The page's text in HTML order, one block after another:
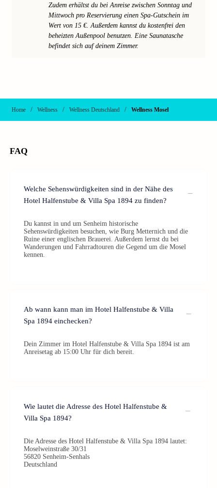
Zudem erhältst du bei Anreise zwischen Sonntag und
Mittwoch pro Reservierung einen Spa-Gutschein im
Wert von 15 €. Außerdem kannst du kostenfrei den
beheizten Außenpool benutzen. Eine Saunatasche
befindet sich auf deinem Zimmer.
Home / Wellness / Wellness Deutschland / Wellness Mosel
FAQ
Welche Sehenswürdigkeiten sind in der Nähe des
Hotel Halfenstube & Villa Spa 1894 zu finden?
Du kannst in und um Senheim historische
Sehenswürdigkeiten besuchen, wie Burg Metternich und die
Ruine einer englischen Brauerei. Außerdem lernst du bei
Wanderungen und Fahrradtouren die Gegend um die Mosel
kennen.
Ab wann kann man im Hotel Halfenstube & Villa
Spa 1894 einchecken?
Dein Zimmer im Hotel Halfenstube & Villa Spa 1894 ist am
Anreisetag ab 15:00 Uhr für dich bereit.
Wie lautet die Adresse des Hotel Halfenstube &
Villa Spa 1894?
Die Adresse des Hotel Halfenstube & Villa Spa 1894 lautet:
Moselweinstraße 30/31
56820 Senheim-Senhals
Deutschland